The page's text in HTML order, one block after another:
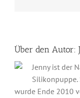
Über den Autor:
Jenny ist der
wurde Ende 2010